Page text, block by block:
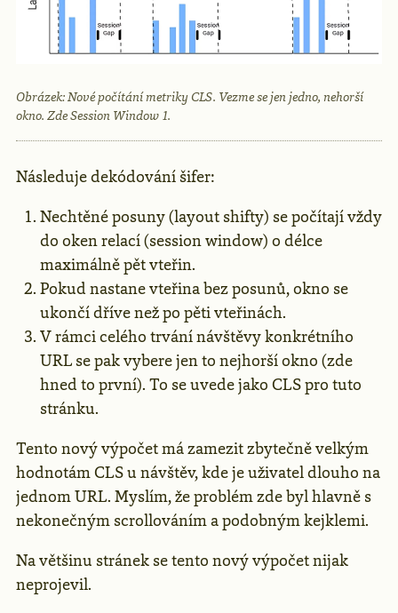
Obrázek: Nové počítání metriky CLS. Vezme se jen jedno, nehorší
okno. Zde Session Window 1.
Následuje dekódování šifer:
Nechtěné posuny (layout shifty) se počítají vždy
do oken relací (session window) o délce
maximálně pět vteřin.
Pokud nastane vteřina bez posunů, okno se
ukončí dříve než po pěti vteřinách.
V rámci celého trvání návštěvy konkrétního
URL se pak vybere jen to nejhorší okno (zde
hned to první). To se uvede jako CLS pro tuto
stránku.
Tento nový výpočet má zamezit zbytečně velkým
hodnotám CLS u návštěv, kde je uživatel dlouho na
jednom URL. Myslím, že problém zde byl hlavně s
nekonečným scrollováním a podobným kejklemi.
Na většinu stránek se tento nový výpočet nijak
neprojevil.